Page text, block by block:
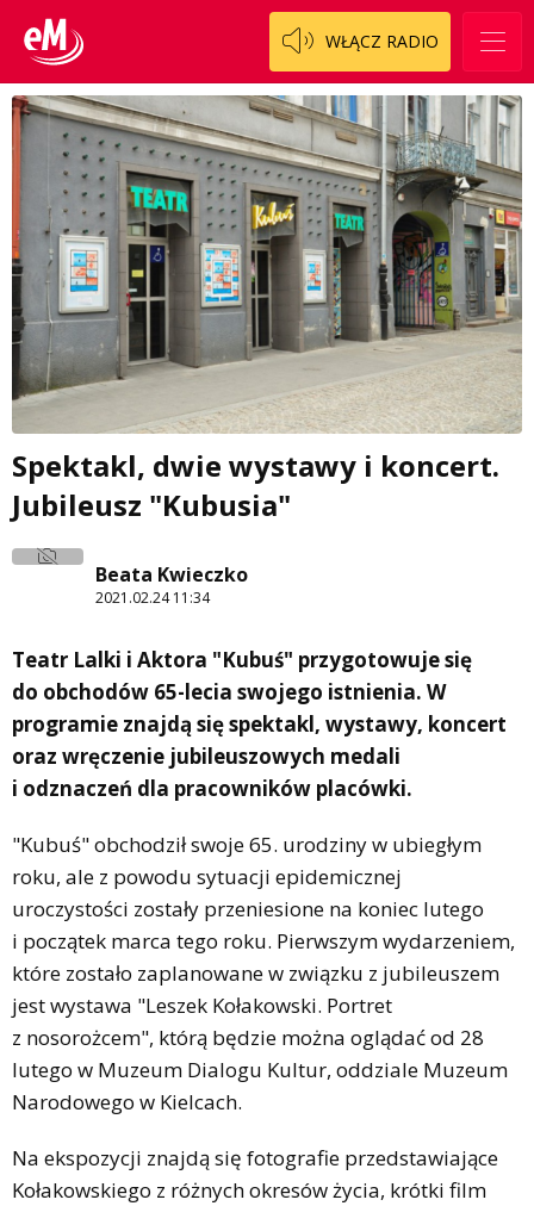
WŁĄCZ RADIO
Spektakl, dwie wystawy i koncert.
Jubileusz "Kubusia"
Beata Kwieczko
2021.02.24 11:34
Teatr Lalki i Aktora "Kubuś" przygotowuje się
do obchodów 65-lecia swojego istnienia. W
programie znajdą się spektakl, wystawy, koncert
oraz wręczenie jubileuszowych medali
i odznaczeń dla pracowników placówki.
"Kubuś" obchodził swoje 65. urodziny w ubiegłym
roku, ale z powodu sytuacji epidemicznej
uroczystości zostały przeniesione na koniec lutego
i początek marca tego roku. Pierwszym wydarzeniem,
które zostało zaplanowane w związku z jubileuszem
jest wystawa "Leszek Kołakowski. Portret
z nosorożcem", którą będzie można oglądać od 28
lutego w Muzeum Dialogu Kultur, oddziale Muzeum
Narodowego w Kielcach.
Na ekspozycji znajdą się fotografie przedstawiające
Kołakowskiego z różnych okresów życia, krótki film